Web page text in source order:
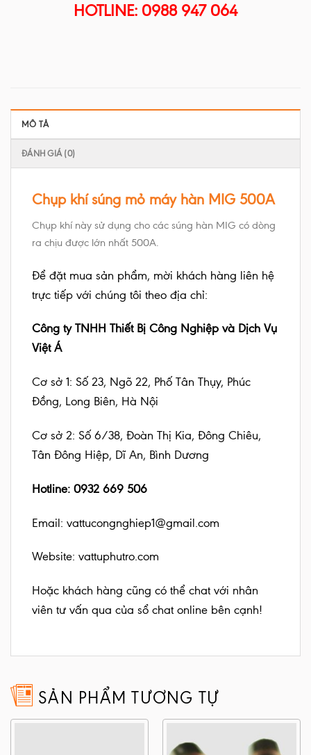
HOTLINE: 0988 947 064
MÔ TẢ
ĐÁNH GIÁ (0)
Chụp khí súng mỏ máy hàn MIG 500A
Chụp khí này sử dụng cho các súng hàn MIG có dòng
ra chịu được lớn nhất 500A.
Để đặt mua sản phẩm, mời khách hàng liên hệ
trực tiếp với chúng tôi theo địa chỉ:
Công ty TNHH Thiết Bị Công Nghiệp và Dịch Vụ
Việt Á
Cơ sở 1: Số 23, Ngõ 22, Phố Tân Thụy, Phúc
Đồng, Long Biên, Hà Nội
Cơ sở 2: Số 6/38, Đoàn Thị Kia, Đông Chiêu,
Tân Đông Hiệp, Dĩ An, Bình Dương
Hotline: 0932 669 506
Email: vattucongnghiep1@gmail.com
Website: vattuphutro.com
Hoặc khách hàng cũng có thể chat với nhân
viên tư vấn qua của sổ chat online bên cạnh!
SẢN PHẨM TƯƠNG TỰ